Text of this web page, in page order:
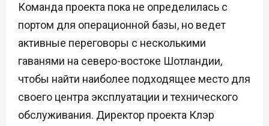
Команда проекта пока не определилась с
портом для операционной базы, но ведет
активные переговоры с несколькими
гаванями на северо-востоке Шотландии,
чтобы найти наиболее подходящее место для
своего центра эксплуатации и технического
обслуживания. Директор проекта Клэр